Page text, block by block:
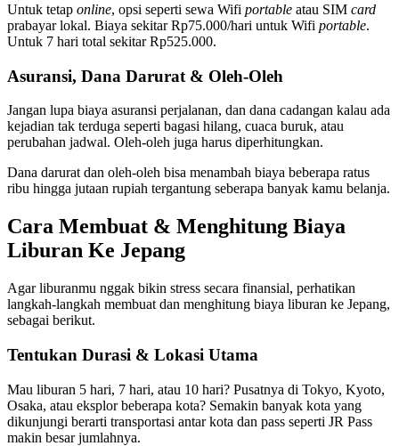
Untuk tetap online, opsi seperti sewa Wifi portable atau SIM card
prabayar lokal. Biaya sekitar Rp75.000/hari untuk Wifi portable.
Untuk 7 hari total sekitar Rp525.000.
Asuransi, Dana Darurat & Oleh-Oleh
Jangan lupa biaya asuransi perjalanan, dan dana cadangan kalau ada
kejadian tak terduga seperti bagasi hilang, cuaca buruk, atau
perubahan jadwal. Oleh-oleh juga harus diperhitungkan.
Dana darurat dan oleh-oleh bisa menambah biaya beberapa ratus
ribu hingga jutaan rupiah tergantung seberapa banyak kamu belanja.
Cara Membuat & Menghitung Biaya
Liburan Ke Jepang
Agar liburanmu nggak bikin stress secara finansial, perhatikan
langkah-langkah membuat dan menghitung biaya liburan ke Jepang,
sebagai berikut.
Tentukan Durasi & Lokasi Utama
Mau liburan 5 hari, 7 hari, atau 10 hari? Pusatnya di Tokyo, Kyoto,
Osaka, atau eksplor beberapa kota? Semakin banyak kota yang
dikunjungi berarti transportasi antar kota dan pass seperti JR Pass
makin besar jumlahnya.